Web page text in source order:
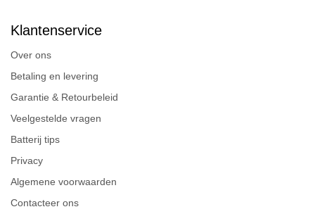
Klantenservice
Over ons
Betaling en levering
Garantie & Retourbeleid
Veelgestelde vragen
Batterij tips
Privacy
Algemene voorwaarden
Contacteer ons